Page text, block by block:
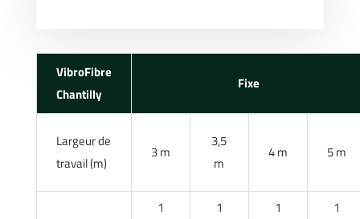
VibroFibre
Chantilly
Fixe
Largeur de
travail (m)
3 m
3,5
m
4 m 5 m
1
1
1
1